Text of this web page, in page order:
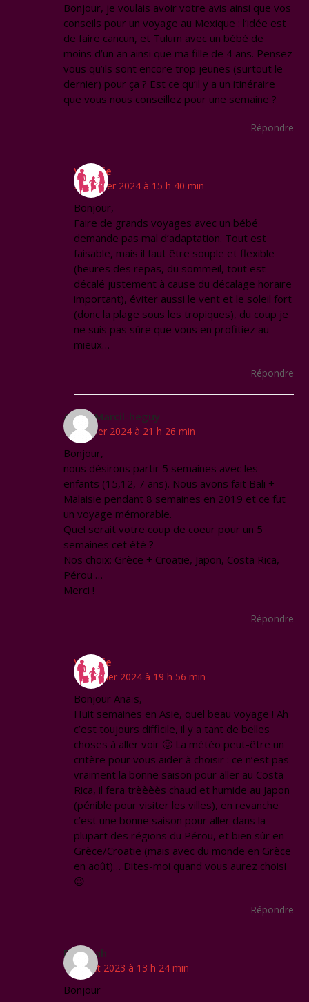
Bonjour, je voulais avoir votre avis ainsi que vos
conseils pour un voyage au Mexique : l’idée est
de faire cancun, et Tulum avec un bébé de
moins d’un an ainsi que ma fille de 4 ans. Pensez
vous qu’ils sont encore trop jeunes (surtout le
dernier) pour ça ? Est ce qu’il y a un itinéraire
que vous nous conseillez pour une semaine ?
Répondre
Virginie
21 février 2024 à 15 h 40 min
Bonjour,
Faire de grands voyages avec un bébé
demande pas mal d’adaptation. Tout est
faisable, mais il faut être souple et flexible
(heures des repas, du sommeil, tout est
décalé justement à cause du décalage horaire
important), éviter aussi le vent et le soleil fort
(donc la plage sous les tropiques), du coup je
ne suis pas sûre que vous en profitiez au
mieux…
Répondre
Anaïs Marcil-heguy
15 janvier 2024 à 21 h 26 min
Bonjour,
nous désirons partir 5 semaines avec les
enfants (15,12, 7 ans). Nous avons fait Bali +
Malaisie pendant 8 semaines en 2019 et ce fut
un voyage mémorable.
Quel serait votre coup de coeur pour un 5
semaines cet été ?
Nos choix: Grèce + Croatie, Japon, Costa Rica,
Pérou …
Merci !
Répondre
Virginie
17 janvier 2024 à 19 h 56 min
Bonjour Anaïs,
Huit semaines en Asie, quel beau voyage ! Ah
c’est toujours difficile, il y a tant de belles
choses à aller voir 🙂 La météo peut-être un
critère pour vous aider à choisir : ce n’est pas
vraiment la bonne saison pour aller au Costa
Rica, il fera trèèèès chaud et humide au Japon
(pénible pour visiter les villes), en revanche
c’est une bonne saison pour aller dans la
plupart des régions du Pérou, et bien sûr en
Grèce/Croatie (mais avec du monde en Grèce
en août)… Dites-moi quand vous aurez choisi
😉
Répondre
Deborah
18 juillet 2023 à 13 h 24 min
Bonjour